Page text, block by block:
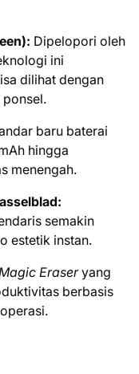
Dipelopori oleh
ini
dilihat dengan
ponsel.
baru baterai
hingga
menengah.
semakin
estetik instan.
Eraseryang
berbasis